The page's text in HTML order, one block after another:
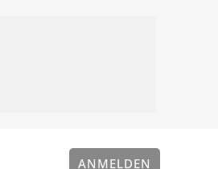
ANMELDEN